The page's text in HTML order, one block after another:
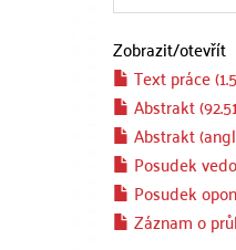
Zobrazit/otevřít
Text práce
Abstrakt
Abstrakt
Posudek
Posudek
Záznam o